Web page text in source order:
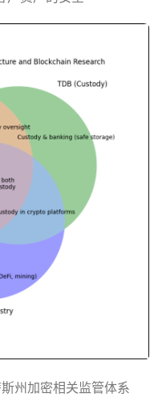
州加密相关监管体系